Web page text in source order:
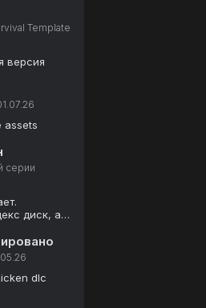
Template
версия
assets
серии
диск, а
dlc